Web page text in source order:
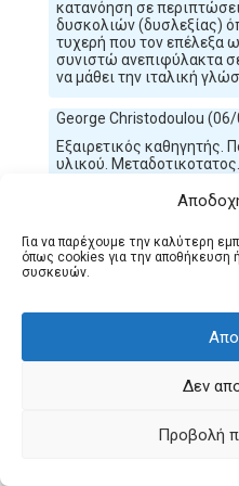
Για να παρέχουμε την καλύτερη
όπως cookies για την αποθήκευση
συσκευών.
Δεν
Προβολή
κατανόηση σε
δυσκολιών (δυσλεξίας)
τυχερή που τον επέλεξα
συνιστώ ανεπιφύλακτα
να μάθει την ιταλική
George Christodoulou (06/
Εξαιρετικός καθηγητής.
υλικού.
Ο Alessio είναι πολύ
γνώσεις και μεγάλη
Παπαδοπούλου Ξανθίππη
εκμάθηση της ιταλικής
παρουσίαση και